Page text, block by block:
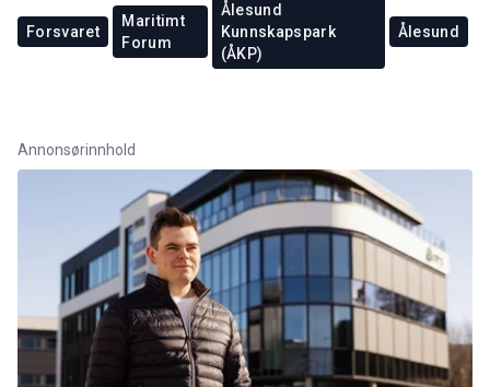
Forsvaret
Maritimt
Forum
Ålesund
Kunnskapspark
(ÅKP)
Ålesund
Annonsørinnhold